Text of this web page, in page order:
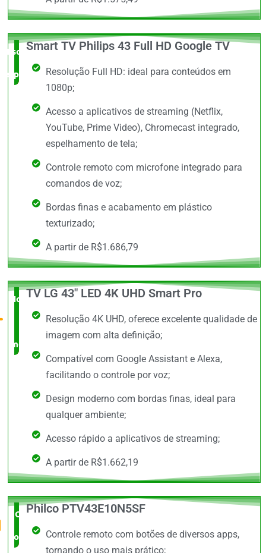
Escolha do
especialista
Smart TV Philips 43 Full HD Google TV
Resolução Full HD: ideal para conteúdos em
1080p;
Acesso a aplicativos de streaming (Netflix,
YouTube, Prime Video), Chromecast integrado,
espelhamento de tela;
Controle remoto com microfone integrado para
comandos de voz;
Bordas finas e acabamento em plástico
texturizado;
A partir de R$1.686,79
Novidade
no
mercado
TV LG 43" LED 4K UHD Smart Pro
Resolução 4K UHD, oferece excelente qualidade de
imagem com alta definição;
Compatível com Google Assistant e Alexa,
facilitando o controle por voz;
Design moderno com bordas finas, ideal para
qualquer ambiente;
Acesso rápido a aplicativos de streaming;
A partir de R$1.662,19
O Mais
completo
Philco PTV43E10N5SF
Controle remoto com botões de diversos apps,
tornando o uso mais prático;